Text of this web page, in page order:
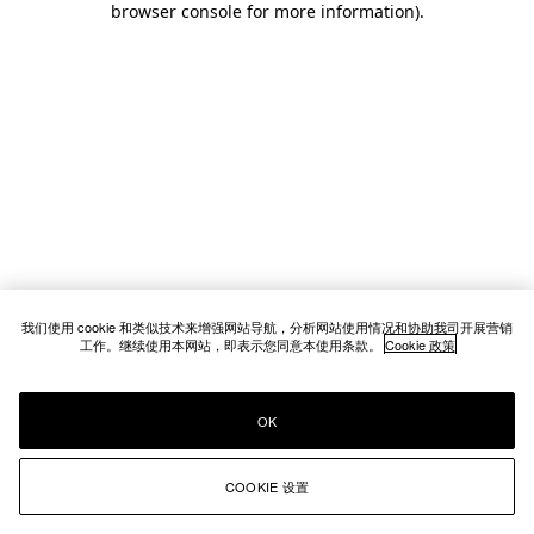
browser console for more information).
我们使用 cookie 和类似技术来增强网站导航，分析网站使用情况和协助我司开展营销
工作。继续使用本网站，即表示您同意本使用条款。 Cookie 政策
COOKIE 设置
OK